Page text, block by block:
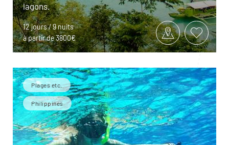
lagons.
12 jours / 9 nuits
à partir de 3800€
Plages etc.
Philippines